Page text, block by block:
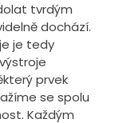
tvrdým
dochází.
je tedy
prvek
se spolu
Každým